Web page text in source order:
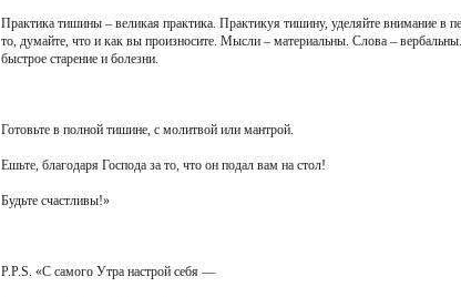
Практика тишины – великая практика. Практикуя тишину, уделяйте внимание
то, думайте, что и как вы произносите. Мысли – материальны. Слова –
быстрое старение и болезни.
Готовьте в полной тишине, с молитвой или мантрой.
Ешьте, благодаря Господа за то, что он подал вам на стол!
Будьте счастливы!»
P.P.S. «С самого Утра настрой себя —